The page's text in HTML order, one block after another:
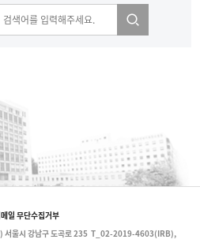
일 무단수집거부
울시 강남구 도곡로 235 T_02-2019-4603(IRB),